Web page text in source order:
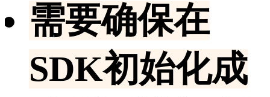
需要确保在
SDK初始化成